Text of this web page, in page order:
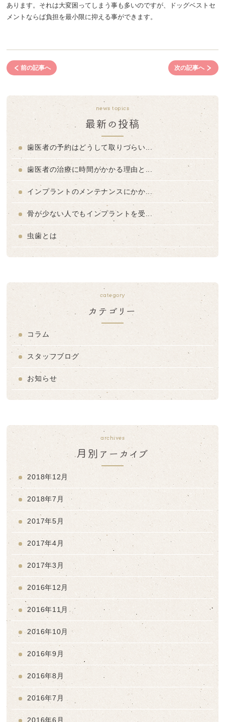
あります。それは大変困ってしまう事も多いのですが、ドッグベストセ
メントならば負担を最小限に抑える事ができます。
前の記事へ 次の記事へ
news topics
最新の投稿
歯医者の予約はどうして取りづらい...
歯医者の治療に時間がかかる理由と...
インプラントのメンテナンスにかか...
骨が少ない人でもインプラントを受...
虫歯とは
category
カテゴリー
コラム
スタッフブログ
お知らせ
archives
月別アーカイブ
2018年12月
2018年7月
2017年5月
2017年4月
2017年3月
2016年12月
2016年11月
2016年10月
2016年9月
2016年8月
2016年7月
2016年6月